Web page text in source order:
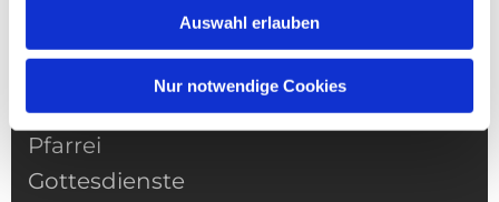
Auswahl erlauben
Nur notwendige Cookies
NAVIGATION
Pfarrei
Gottesdienste